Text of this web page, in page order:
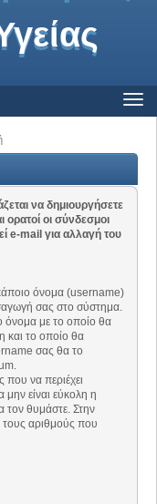
να δημιουργήσετε
ορατοί οι σύνδεσμοι
e-mail για αλλαγή του
όνομα (username)
σας στο σύστημα.
όνομα με το οποίο θα
και το οποίο θα
σας θα το
που να περιέχει
μην είναι εύκολη η
τον θυμάστε. Στην
τους αριθμούς που